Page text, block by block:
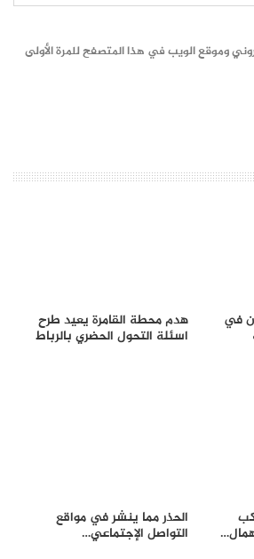
وموقع الويب في هذا المتصفح للمرة الأولى
في هدم محطة القامرة يعيد طرح
اسئلة التحول الحضري بالرباط
الحذر مما ينشر في مواقع
التواصل الإجتماعي…